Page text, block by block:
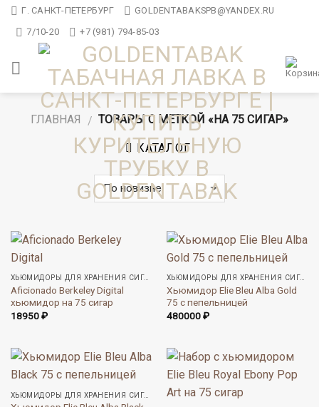
Skip Г. САНКТ-ПЕТЕРБУРГ
GOLDENTABAKSPB@YANDEX.RU
7/10-20
+7 (981) 794-85-03
ГЛАВНАЯ / ТОВАРЫ С МЕТКОЙ «НА 75 СИГАР»
КАТАЛОГ
ХЬЮМИДОРЫ ДЛЯ ХРАНЕНИЯ СИГАР
Aficionado Berkeley Digital
хьюмидор на 75 сигар
18950₽
ХЬЮМИДОРЫ ДЛЯ ХРАНЕНИЯ СИГАР
Хьюмидор Elie Bleu Alba Gold
75 с пепельницей
480000₽
ХЬЮМИДОРЫ ДЛЯ ХРАНЕНИЯ СИГАР